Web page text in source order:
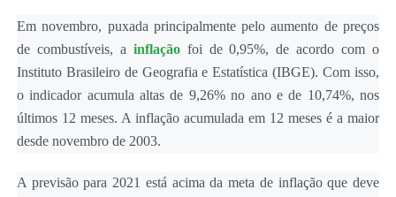
Em novembro, puxada principalmente pelo aumento de preços
de combustíveis, a inflaçãofoi de 0,95%, de acordo com o
Instituto Brasileiro de Geografia e Estatística (IBGE). Com isso,
o indicador acumula altas de 9,26% no ano e de 10,74%, nos
últimos 12 meses. A inflação acumulada em 12 meses é a maior
desde novembro de 2003.
A previsão para 2021 está acima da meta de inflação que deve